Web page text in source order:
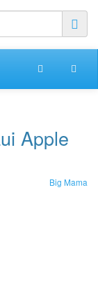
Apple
Big Mama